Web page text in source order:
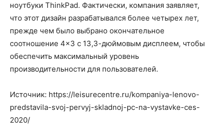
ноутбуки ThinkPad. Фактически, компания заявляет,
что этот дизайн разрабатывался более четырех лет,
прежде чем было выбрано окончательное
соотношение 4×3 с 13,3-дюймовым дисплеем, чтобы
обеспечить максимальный уровень
производительности для пользователей.
Источник: https://leisurecentre.ru/kompaniya-lenovo-
predstavila-svoj-pervyj-skladnoj-pc-na-vystavke-ces-
2020/